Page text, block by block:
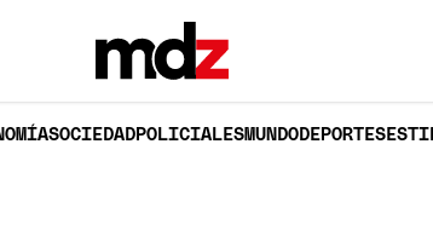
SOCIEDADPOLICIALESMUNDODEPORTES